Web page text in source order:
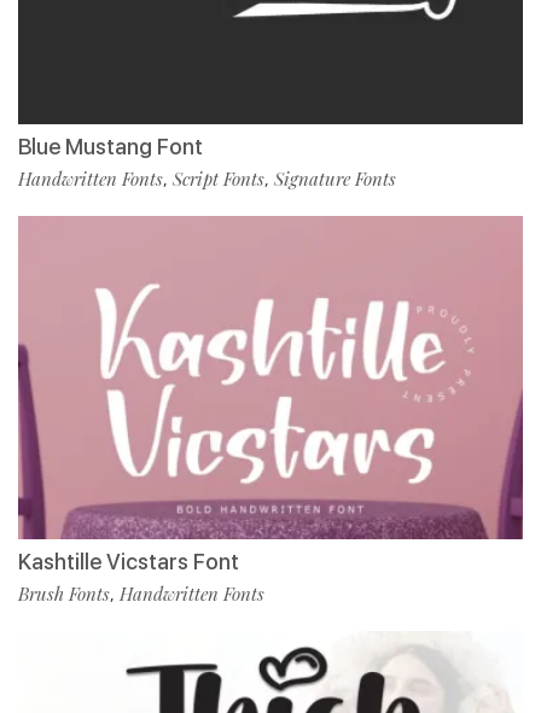
Blue Mustang Font
Handwritten Fonts, Script Fonts, Signature Fonts
Kashtille Vicstars Font
Brush Fonts, Handwritten Fonts